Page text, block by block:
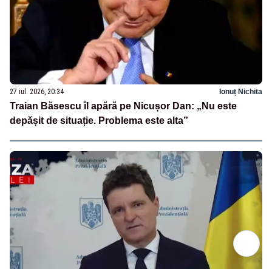
27 iul. 2026, 20:34 Ionuț Nichita
Traian Băsescu îl apără pe Nicușor Dan: „Nu este
depășit de situație. Problema este alta”